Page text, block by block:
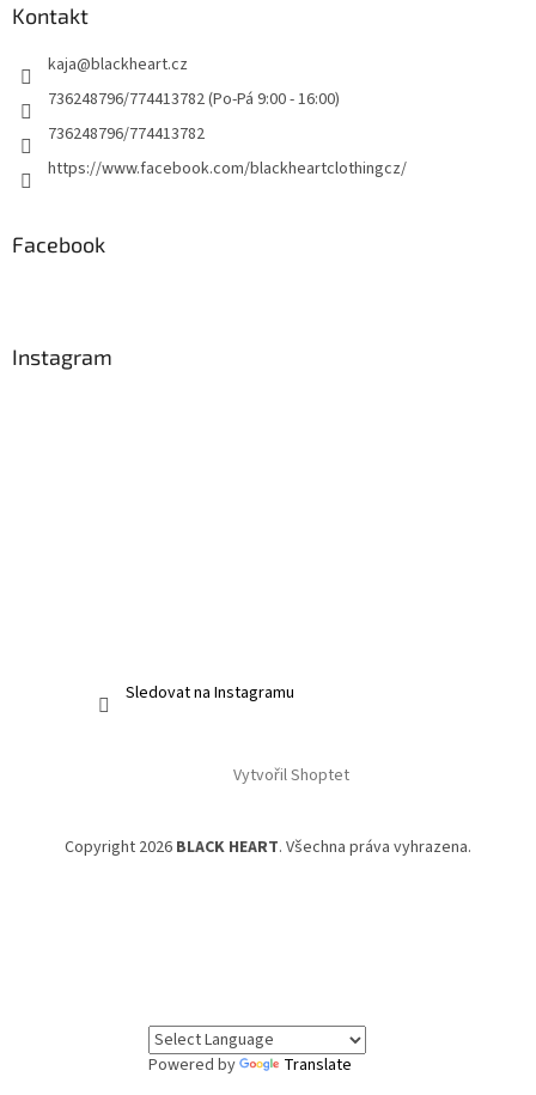
Kontakt
kaja@blackheart.cz
736248796/774413782 (Po-Pá 9:00 - 16:00)
736248796/774413782
https://www.facebook.com/blackheartclothingcz/
Facebook
Instagram
Sledovat na Instagramu
Vytvořil Shoptet
Copyright 2026 BLACK HEART. Všechna práva vyhrazena.
Powered by Translate